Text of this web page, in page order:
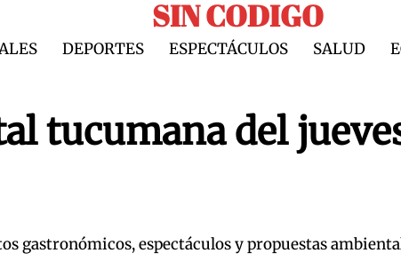
SIN CODIGO
DEPORTES ESPECTÁCULOS SALUD
tucumana del
gastronómicos, espectáculos y propuestas